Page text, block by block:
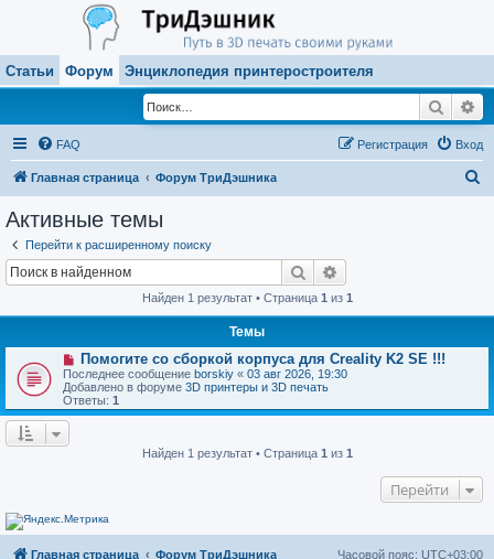
Статьи Форум Энциклопедия принтеростроителя
Поиск
FAQ Вход
Регистрация
Главная страница Форум ТриДэшника
Активные темы
Перейти к расширенному поиску
Поиск
Найден 1 результат • Страница 1 из 1
Темы
Н
о
в
о
е
и
Помогите со сборкой корпуса для Creality K2 SE !!!
Последнее сообщение borskiy « 03 авг 2026, 19:30
Добавлено в форуме 3D принтеры и 3D печать
Ответы: 1
Найден 1 результат • Страница 1 из 1
Перейти
Главная страница Форум ТриДэшника Часовой пояс: UTC+03:00